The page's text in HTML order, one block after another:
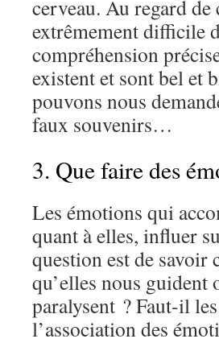
cerveau. Au regard de
extrêmement difficile
compréhension
existent et sont bel et
pouvons nous
faux souvenirs…
3. Que faire des
Les émotions qui
quant à elles, influer
question est de savoir
qu’elles nous guident
paralysent ? Faut-il
l’association des